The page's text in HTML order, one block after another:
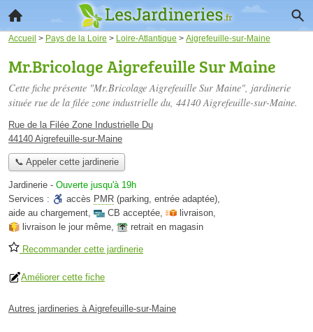
Accueil > Pays de la Loire > Loire-Atlantique > Aigrefeuille-sur-Maine
Mr.Bricolage Aigrefeuille Sur Maine
Cette fiche présente "Mr.Bricolage Aigrefeuille Sur Maine", jardinerie
située rue de la filée zone industrielle du, 44140 Aigrefeuille-sur-Maine.
Rue de la Filée Zone Industrielle Du
44140 Aigrefeuille-sur-Maine
📞 Appeler cette jardinerie
Jardinerie - Ouverte jusqu'à 19h
Services :
accès PMR (parking, entrée adaptée),
aide au chargement, CB acceptée, livraison,
livraison le jour même, retrait en magasin
Recommander cette jardinerie
Améliorer cette fiche
Autres jardineries à Aigrefeuille-sur-Maine